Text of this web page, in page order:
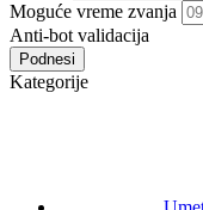
Moguće vreme zvanja
Anti-bot validacija
Podnesi
Kategorije